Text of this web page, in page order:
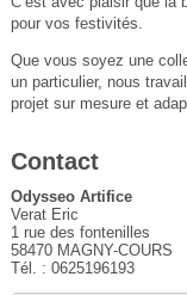
pour vos festivités.
Que vous soyez une
un particulier, nous
projet sur mesure et
Contact
Odysseo Artifice
Verat Eric
1 rue des fontenilles
58470 MAGNY-COURS
Tél. : 0625196193